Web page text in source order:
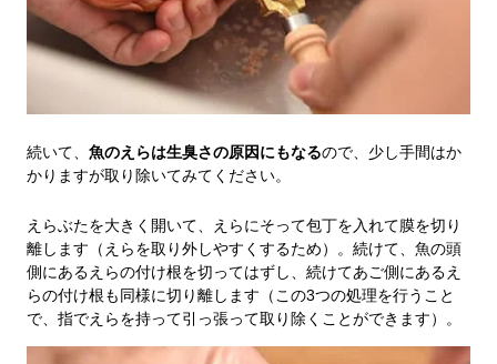
続いて、 魚のえらは生臭さの原因にもなるので、少し手間はか
かりますが取り除いてみてください。
えらぶたを大きく開いて、えらにそって包丁を入れて膜を切り
離します（えらを取り外しやすくするため）。続けて、魚の頭
側にあるえらの付け根を切ってはずし、続けてあご側にあるえ
らの付け根も同様に切り離します（この3つの処理を行うこと
で、指でえらを持って引っ張って取り除くことができます）。